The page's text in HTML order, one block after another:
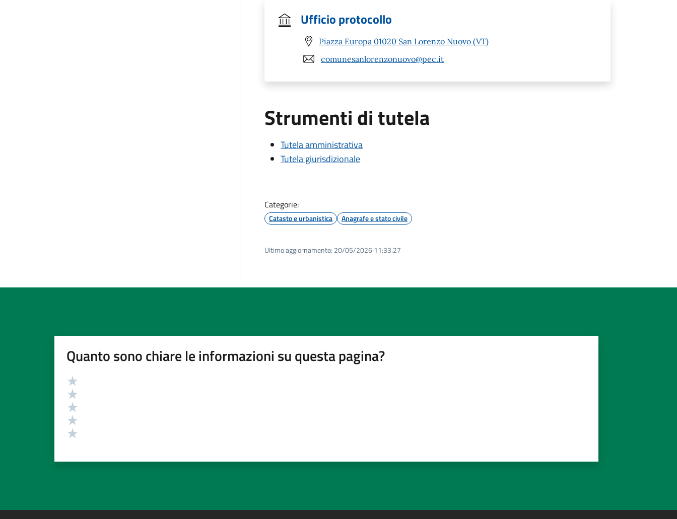
Ufficio protocollo
Piazza Europa 01020 San Lorenzo Nuovo (VT)
comunesanlorenzonuovo@pec.it
Strumenti di tutela
Tutela amministrativa
Tutela giurisdizionale
Categorie:
Catasto e urbanistica Anagrafe e stato civile
Ultimo aggiornamento: 20/05/2026 11:33.27
Quanto sono chiare le informazioni su questa pagina?
Valutazione